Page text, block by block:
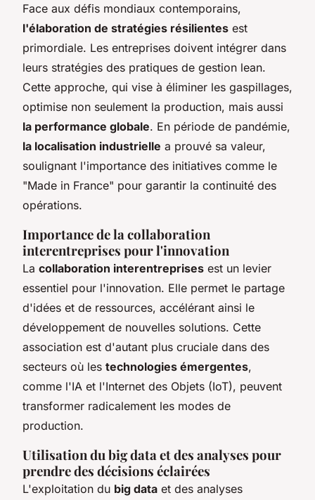
Face aux défis mondiaux contemporains,
l'élaboration de stratégies résilientes est
primordiale. Les entreprises doivent intégrer dans
leurs stratégies des pratiques de gestion lean.
Cette approche, qui vise à éliminer les gaspillages,
optimise non seulement la production, mais aussi
la performance globale. En période de pandémie,
la localisation industrielle a prouvé sa valeur,
soulignant l'importance des initiatives comme le
"Made in France" pour garantir la continuité des
opérations.
Importance de la collaboration
interentreprises pour l'innovation
La collaboration interentreprises est un levier
essentiel pour l'innovation. Elle permet le partage
d'idées et de ressources, accélérant ainsi le
développement de nouvelles solutions. Cette
association est d'autant plus cruciale dans des
secteurs où les technologies émergentes,
comme l'IA et l'Internet des Objets (IoT), peuvent
transformer radicalement les modes de
production.
Utilisation du big data et des analyses pour
prendre des décisions éclairées
L'exploitation du big data et des analyses